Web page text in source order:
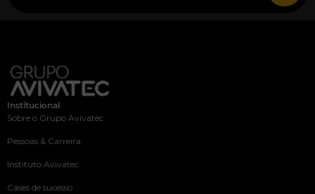
Institucional
Sobre o Grupo Avivatec
Pessoas & Carreira
Instituto Avivatec
Cases de sucesso